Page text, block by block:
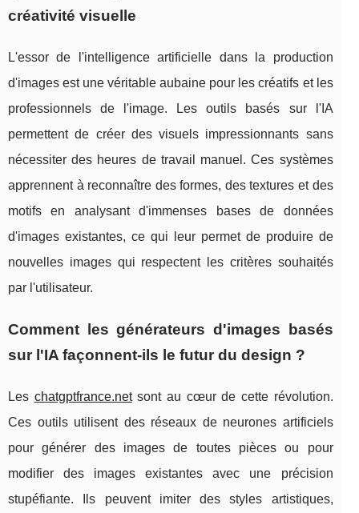
créativité visuelle
L'essor de l'intelligence artificielle dans la production
d'images est une véritable aubaine pour les créatifs et les
professionnels de l'image. Les outils basés sur l'IA
permettent de créer des visuels impressionnants sans
nécessiter des heures de travail manuel. Ces systèmes
apprennent à reconnaître des formes, des textures et des
motifs en analysant d'immenses bases de données
d'images existantes, ce qui leur permet de produire de
nouvelles images qui respectent les critères souhaités
par l'utilisateur.
Comment les générateurs d'images basés
sur l'IA façonnent-ils le futur du design ?
Les chatgptfrance.netsont au cœur de cette révolution.
Ces outils utilisent des réseaux de neurones artificiels
pour générer des images de toutes pièces ou pour
modifier des images existantes avec une précision
stupéfiante. Ils peuvent imiter des styles artistiques,